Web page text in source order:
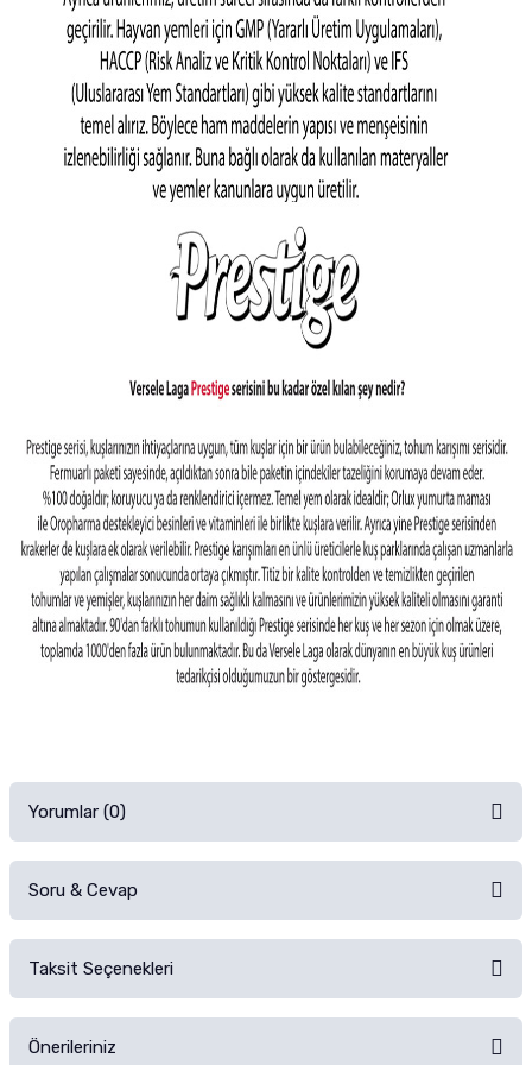
Yorumlar (0)
Ürünü Satın Al ve Yorumla
Soru & Cevap
Taksit Seçenekleri
Önerileriniz